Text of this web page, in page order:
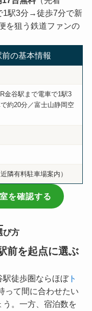
1駅3分→徒歩7分で新
を狙う鉄道ファンの
の基本情報
金谷駅まで電車で1駅3
約20分／富士山静岡空
隣有料駐車場案内）
を確認する
び方
前を起点に選ぶ
駅徒歩圏ならほぼト
って間に合わせたい
。一方、宿泊数を